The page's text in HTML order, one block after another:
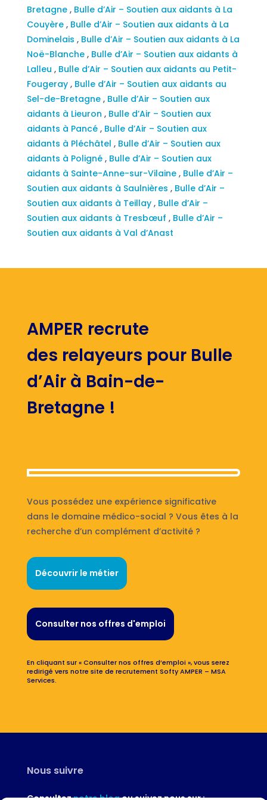
Bretagne , Bulle d’Air – Soutien aux aidants à La
Couyère , Bulle d’Air – Soutien aux aidants à La
Dominelais , Bulle d’Air – Soutien aux aidants à La
Noë-Blanche , Bulle d’Air – Soutien aux aidants à
Lalleu , Bulle d’Air – Soutien aux aidants au Petit-
Fougeray , Bulle d’Air – Soutien aux aidants au
Sel-de-Bretagne , Bulle d’Air – Soutien aux
aidants à Lieuron , Bulle d’Air – Soutien aux
aidants à Pancé , Bulle d’Air – Soutien aux
aidants à Pléchâtel , Bulle d’Air – Soutien aux
aidants à Poligné , Bulle d’Air – Soutien aux
aidants à Sainte-Anne-sur-Vilaine , Bulle d’Air –
Soutien aux aidants à Saulnières , Bulle d’Air –
Soutien aux aidants à Teillay , Bulle d’Air –
Soutien aux aidants à Tresbœuf , Bulle d’Air –
Soutien aux aidants à Val d’Anast
AMPER recrute
des relayeurs pour Bulle
d’Air à Bain-de-
Bretagne !
Vous possédez une expérience significative
dans le domaine médico-social ? Vous êtes à la
recherche d’un complément d’activité ?
Découvrir le métier
Consulter nos offres d'emploi
En cliquant sur « Consulter nos offres d’emploi », vous serez
redirigé vers notre site de recrutement Softy AMPER – MSA
Services.
Nous suivre